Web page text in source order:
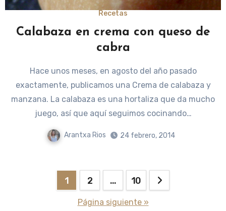
Recetas
Calabaza en crema con queso de
cabra
Hace unos meses, en agosto del año pasado
exactamente, publicamos una Crema de calabaza y
manzana. La calabaza es una hortaliza que da mucho
juego, así que aquí seguimos cocinando…
Arantxa Rios 24 febrero, 2014
Paginación
1 2 … 10
Página siguiente »